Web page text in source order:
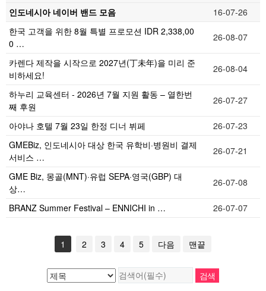
인도네시아 네이버 밴드 모음
16-07-26
한국 고객을 위한 8월 특별 프로모션 IDR 2,338,00
0 …
26-08-07
카렌다 제작을 시작으로 2027년(丁未年)을 미리 준
비하세요!
26-08-04
하누리 교육센터 - 2026년 7월 지원 활동 – 열한번
째 후원
26-07-27
아야나 호텔 7월 23일 한정 디너 뷔페
26-07-23
GMEBiz, 인도네시아 대상 한국 유학비·병원비 결제
서비스 …
26-07-21
GME Biz, 몽골(MNT)·유럽 SEPA·영국(GBP) 대
상…
26-07-08
BRANZ Summer Festival – ENNICHI in … 26-07-07
1 2 3 4 5 다음 맨끝